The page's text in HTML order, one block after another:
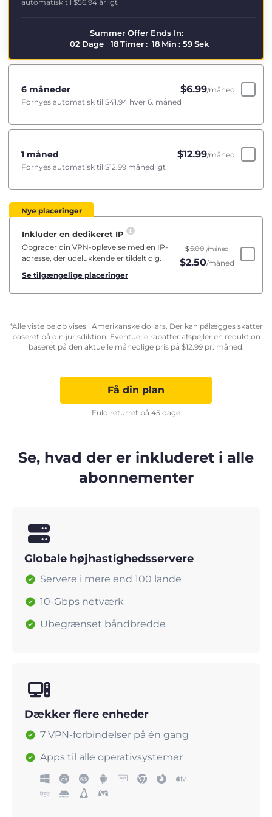
automatisk til $56.94 årligt
Summer Offer Ends In:
02 Dage 18Timer: 18 Min : 59Sek
6 måneder $6.99/måned
Fornyes automatisk til $41.94 hver 6. måned
1 måned $12.99/måned
Fornyes automatisk til $12.99 månedligt
Nye placeringer
Inkluder en dedikeret IP
Opgrader din VPN-oplevelse med en IP-
adresse, der udelukkende er tildelt dig.
Se tilgængelige placeringer
$5.00 /måned
$2.50/måned
*Alle viste beløb vises i Amerikanske dollars. Der kan pålægges skatter
baseret på din jurisdiktion. Eventuelle rabatter afspejler en reduktion
baseret på den aktuelle månedlige pris på $12.99pr. måned.
Få din plan
Fuld returret på 45 dage
Se, hvad der er inkluderet i alle
abonnementer
Globale højhastighedsservere
Servere i mere end 100 lande
10-Gbps netværk
Ubegrænset båndbredde
Dækker flere enheder
7 VPN-forbindelser på én gang
Apps til alle operativsystemer